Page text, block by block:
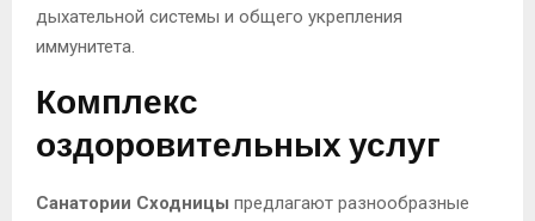
дыхательной системы и общего укрепления
иммунитета.
Комплекс
оздоровительных услуг
Санатории Сходницы предлагают разнообразные